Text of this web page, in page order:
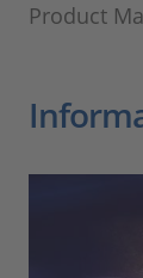
Product